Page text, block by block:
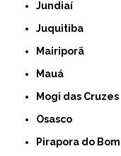
Jundiaí
Juquitiba
Mairiporã
Mauá
Mogi das Cruzes
Osasco
Pirapora do